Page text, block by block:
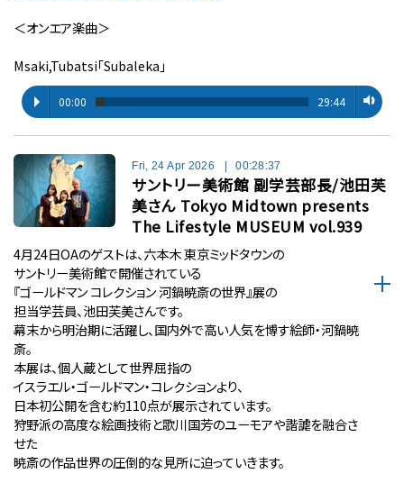
＜オンエア楽曲＞
Msaki,Tubatsi「Subaleka」
00:00 29:44
Fri, 24 Apr 2026 00:28:37
サントリー美術館 副学芸部長/池田芙
美さん Tokyo Midtown presents
The Lifestyle MUSEUM vol.939
4月24日OAのゲストは、六本木 東京ミッドタウンの
サントリー美術館で開催されている
『ゴールドマン コレクション 河鍋暁斎の世界』展の
担当学芸員、池田芙美さんです。
幕末から明治期に活躍し、国内外で高い人気を博す絵師・河鍋暁
斎。
本展は、個人蔵として世界屈指の
イスラエル・ゴールドマン・コレクションより、
日本初公開を含む約110点が展示されています。
狩野派の高度な絵画技術と歌川国芳のユーモアや諧謔を融合さ
せた
暁斎の作品世界の圧倒的な見所に迫っていきます。